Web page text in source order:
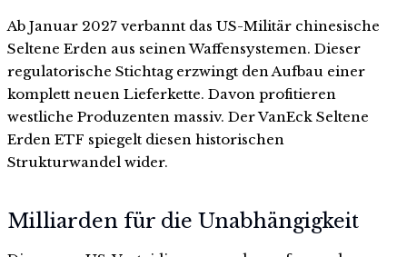
Ab Januar 2027 verbannt das US-Militär chinesische
Seltene Erden aus seinen Waffensystemen. Dieser
regulatorische Stichtag erzwingt den Aufbau einer
komplett neuen Lieferkette. Davon profitieren
westliche Produzenten massiv. Der VanEck Seltene
Erden ETF spiegelt diesen historischen
Strukturwandel wider.
Milliarden für die Unabhängigkeit